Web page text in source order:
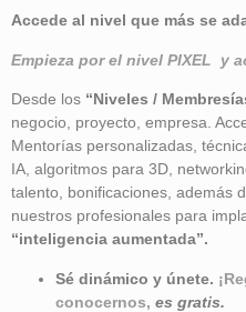
Accede al nivel que más se
Empieza por el nivel PIXEL y
Desde los “Niveles /
negocio, proyecto, empresa.
Mentorías personalizadas,
IA, algoritmos para 3D,
talento, bonificaciones, además
nuestros profesionales para
“inteligencia aumentada”.
Sé dinámico y únete.
conocernos, es gratis.